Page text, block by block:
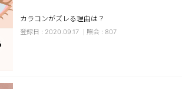
2 Weeks
カラコンがズレる理由は？
2020.09.17 807